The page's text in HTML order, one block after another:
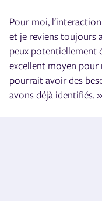
Pour moi,
et je reviens toujours
peux potentiellement
excellent moyen
pourrait avoir des
avons déjà identifiés. »